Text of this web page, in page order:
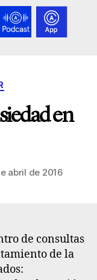
en
abril de 2016
de consultas
de la